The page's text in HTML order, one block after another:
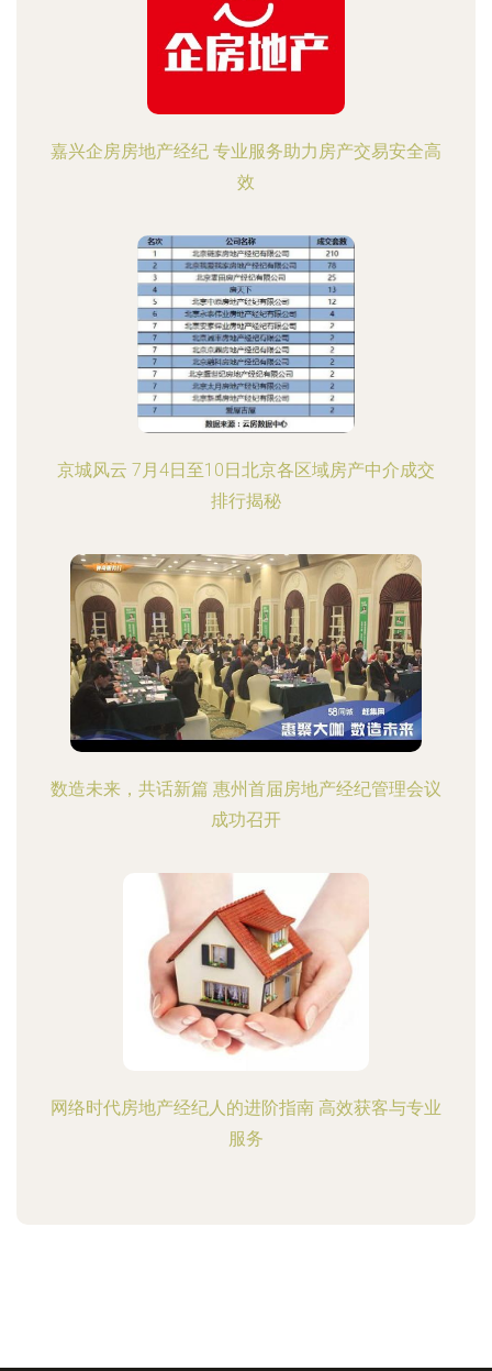
嘉兴企房房地产经纪 专业服务助力房产交易安全高
效
京城风云 7月4日至10日北京各区域房产中介成交
排行揭秘
数造未来，共话新篇 惠州首届房地产经纪管理会议
成功召开
网络时代房地产经纪人的进阶指南 高效获客与专业
服务